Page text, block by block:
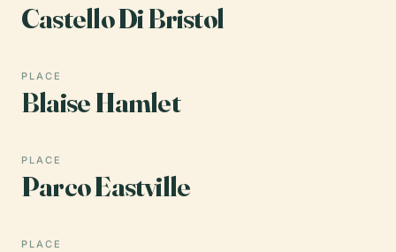
Castello Di Bristol
PLACE
Blaise Hamlet
PLACE
Parco Eastville
PLACE